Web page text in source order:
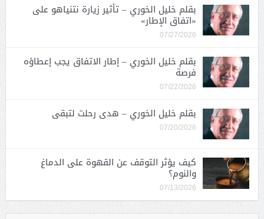
بقلم خليل الخوري – تأثير زيارة نتنياهو على
«اتفاق الإطار»
07/27/2026
بقلم خليل الخوري – إطار الاتفاق يجب إعطاؤه
فرصة
07/22/2026
بقلم خليل الخوري – هدى رحلت لتبقى
07/20/2026
كيف يؤثر التوقف عن القهوة على الدماغ
والنوم؟
07/13/2026